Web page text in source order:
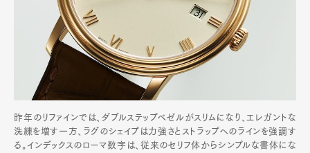
昨年のリファインでは、ダブルステップベゼルがスリムになり、エレガントな
洗練を増す一方、ラグのシェイプは力強さとストラップへのラインを強調す
る。インデックスのローマ数字は、従来のセリフ体からシンプルな書体にな